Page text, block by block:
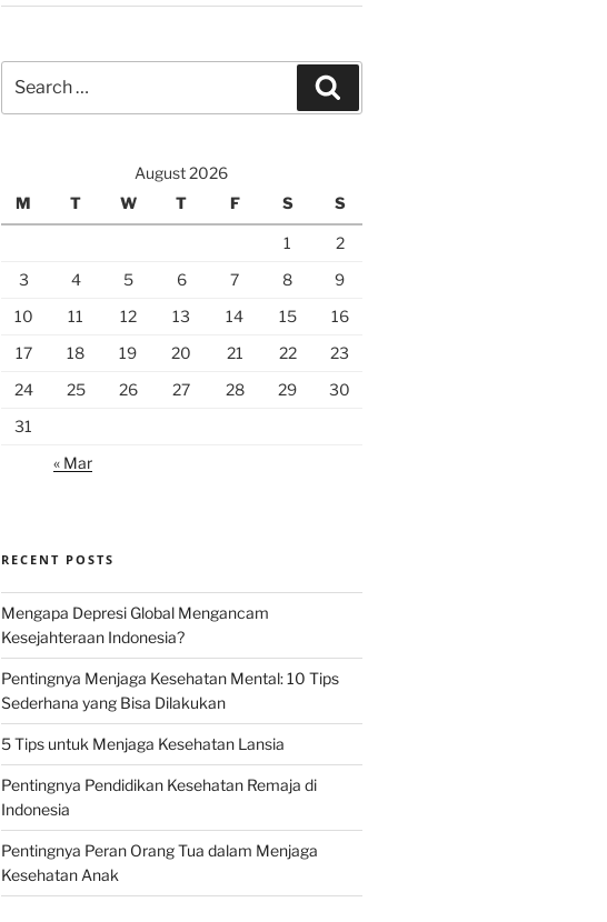
for:
August 2026
M
T W T F S S
1
2
3
4 5 6 7 8
9
10
11 12 13 14 15
16
17
18 19 20 21 22
23
24
25 26 27 28 29
30
31
« Mar
RECENT POSTS
Mengapa Depresi Global Mengancam
Kesejahteraan Indonesia?
Pentingnya Menjaga Kesehatan Mental: 10 Tips
Sederhana yang Bisa Dilakukan
5 Tips untuk Menjaga Kesehatan Lansia
Pentingnya Pendidikan Kesehatan Remaja di
Indonesia
Pentingnya Peran Orang Tua dalam Menjaga
Kesehatan Anak